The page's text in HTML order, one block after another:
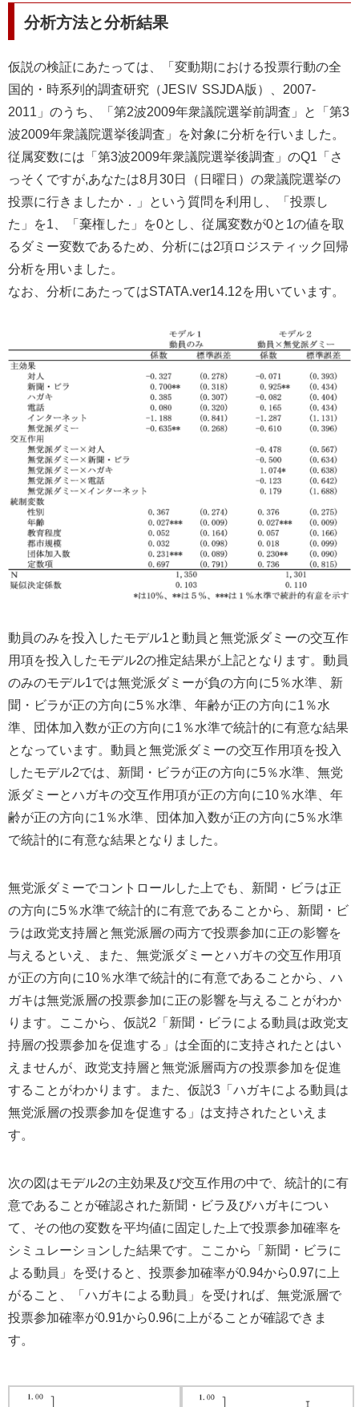
分析方法と分析結果
仮説の検証にあたっては、「変動期における投票行動の全
国的・時系列的調査研究（JESⅣ SSJDA版）、2007-
2011」のうち、「第2波2009年衆議院選挙前調査」と「第3
波2009年衆議院選挙後調査」を対象に分析を行いました。
従属変数には「第3波2009年衆議院選挙後調査」のQ1「さ
っそくですが,あなたは8月30日（日曜日）の衆議院選挙の
投票に行きましたか．」という質問を利用し、「投票し
た」を1、「棄権した」を0とし、従属変数が0と1の値を取
るダミー変数であるため、分析には2項ロジスティック回帰
分析を用いました。
なお、分析にあたってはSTATA.ver14.12を用いています。
動員のみを投入したモデル1と動員と無党派ダミーの交互作
用項を投入したモデル2の推定結果が上記となります。動員
のみのモデル1では無党派ダミーが負の方向に5％水準、新
聞・ビラが正の方向に5％水準、年齢が正の方向に1％水
準、団体加入数が正の方向に1％水準で統計的に有意な結果
となっています。動員と無党派ダミーの交互作用項を投入
したモデル2では、新聞・ビラが正の方向に5％水準、無党
派ダミーとハガキの交互作用項が正の方向に10％水準、年
齢が正の方向に1％水準、団体加入数が正の方向に5％水準
で統計的に有意な結果となりました。
無党派ダミーでコントロールした上でも、新聞・ビラは正
の方向に5％水準で統計的に有意であることから、新聞・ビ
ラは政党支持層と無党派層の両方で投票参加に正の影響を
与えるといえ、また、無党派ダミーとハガキの交互作用項
が正の方向に10％水準で統計的に有意であることから、ハ
ガキは無党派層の投票参加に正の影響を与えることがわか
ります。ここから、仮説2「新聞・ビラによる動員は政党支
持層の投票参加を促進する」は全面的に支持されたとはい
えませんが、政党支持層と無党派層両方の投票参加を促進
することがわかります。また、仮説3「ハガキによる動員は
無党派層の投票参加を促進する」は支持されたといえま
す。
次の図はモデル2の主効果及び交互作用の中で、統計的に有
意であることが確認された新聞・ビラ及びハガキについ
て、その他の変数を平均値に固定した上で投票参加確率を
シミュレーションした結果です。ここから「新聞・ビラに
よる動員」を受けると、投票参加確率が0.94から0.97に上
がること、「ハガキによる動員」を受ければ、無党派層で
投票参加確率が0.91から0.96に上がることが確認できま
す。